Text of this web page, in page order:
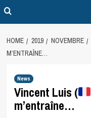
HOME 2019 NOVEMBRE
M’ENTRAÎNE…
News
Vincent Luis (
m’entraîne…